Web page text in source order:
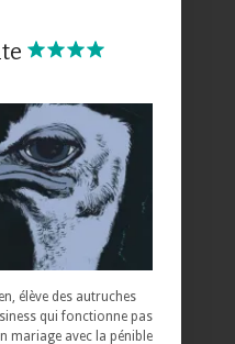
élève des autruches
qui fonctionne pas
mariage avec la pénible